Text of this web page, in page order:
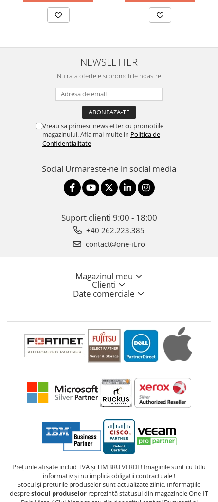
NEWSLETTER
Nu rata ofertele si promotiile noastre
Vreau sa primesc newsletter cu promotiile
magazinului. Afla mai multe in Politica de
Confidentialitate
Social Urmareste-ne in social media
Suport clienti 9:00 - 18:00
+40 262.223.385
contact@one-it.ro
Magazinul meu
Clienti
Date comerciale
Prețurile afișate includ TVA și TIMBRU VERDE! Imaginile sunt cu titlu
informativ și nu implică obligații contractuale !
Stocul și prețurile produselor sunt actualizate zilnic. Informațiile
desprestocul produselor reprezintă statusul din magazinele One-IT